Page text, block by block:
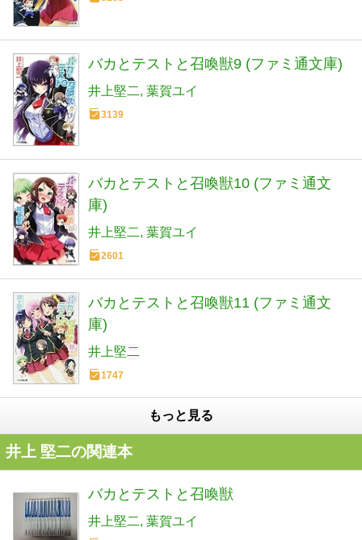
バカとテストと召喚獣9 (ファミ通文庫)
井上堅二 葉賀ユイ
3139
バカとテストと召喚獣10 (ファミ通文
庫)
井上堅二 葉賀ユイ
2601
バカとテストと召喚獣11 (ファミ通文
庫)
井上堅二
1747
もっと見る
井上 堅二の関連本
バカとテストと召喚獣
井上堅二 葉賀ユイ